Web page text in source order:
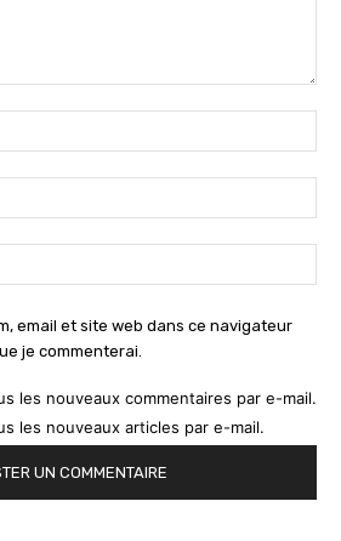
:*
:*
:
email et site web dans ce navigateur
je commenterai.
les nouveaux commentaires par e-mail.
les nouveaux articles par e-mail.